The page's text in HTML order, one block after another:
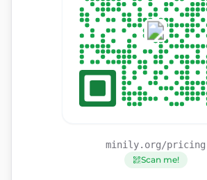
minily.org/pricing
Scan me!